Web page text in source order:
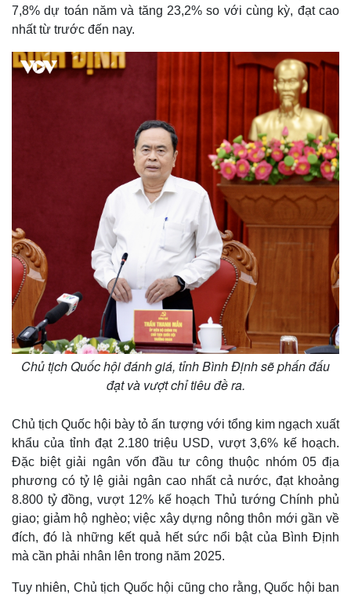
Thị trường
Giá vàng
Tiêu dùng
Tỷ giá
Chứng khoán
Giá cà phê
7,8% dự toán năm và tăng 23,2% so với cùng kỳ, đạt cao
nhất từ trước đến nay.
Chủ tịch Quốc hội đánh giá, tỉnh Bình Định sẽ phấn đấu
đạt và vượt chỉ tiêu đề ra.
Chủ tịch Quốc hội bày tỏ ấn tượng với tổng kim ngạch xuất
khẩu của tỉnh đạt 2.180 triệu USD, vượt 3,6% kế hoạch.
Đặc biệt giải ngân vốn đầu tư công thuộc nhóm 05 địa
phương có tỷ lệ giải ngân cao nhất cả nước, đạt khoảng
8.800 tỷ đồng, vượt 12% kế hoạch Thủ tướng Chính phủ
giao; giảm hộ nghèo; việc xây dựng nông thôn mới gần về
đích, đó là những kết quả hết sức nổi bật của Bình Định
mà cần phải nhân lên trong năm 2025.
Tuy nhiên, Chủ tịch Quốc hội cũng cho rằng, Quốc hội ban